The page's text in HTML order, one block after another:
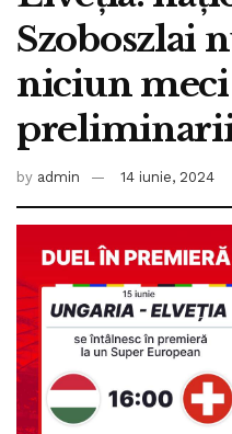
Szoboszlai
niciun
by admin 14 iunie, 2024